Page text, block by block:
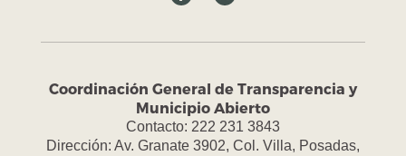
Coordinación General de Transparencia y
Municipio Abierto
Contacto: 222 231 3843
Dirección: Av. Granate 3902, Col. Villa, Posadas,